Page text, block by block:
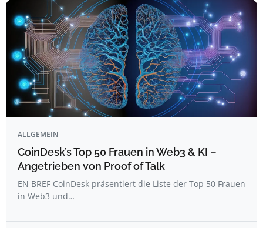
ALLGEMEIN
CoinDesk’s Top 50 Frauen in Web3 & KI –
Angetrieben von Proof of Talk
EN BREF CoinDesk präsentiert die Liste der Top 50 Frauen
in Web3 und…